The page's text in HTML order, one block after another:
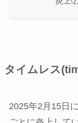
タイムレス
2025年2月15日